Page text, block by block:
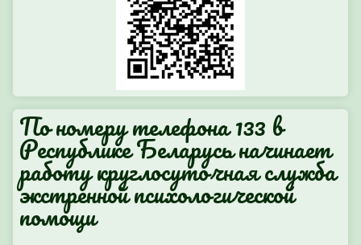
По номеру телефона 133 в
Республике Беларусь начинает
работу круглосуточная служба
экстренной психологической
помощи